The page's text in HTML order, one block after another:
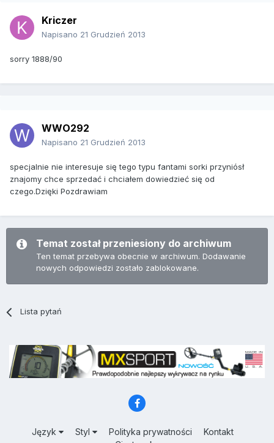
Kriczer
Napisano 21 Grudzień 2013
sorry 1888/90
WWO292
Napisano 21 Grudzień 2013
specjalnie nie interesuje się tego typu fantami sorki przyniósł
znajomy chce sprzedać i chciałem dowiedzieć się od
czego.Dzięki Pozdrawiam
Temat został przeniesiony do archiwum
Ten temat przebywa obecnie w archiwum. Dodawanie
nowych odpowiedzi zostało zablokowane.
Lista pytań
Język Styl Polityka prywatności
Kontakt